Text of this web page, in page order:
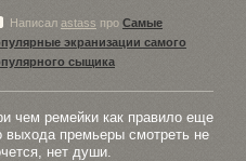
Написал astass про Самые
экранизации самого
сыщика
чем ремейки как правило еще
выхода премьеры смотреть не
нет души.